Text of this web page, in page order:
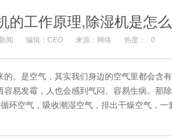
的工作原理,除湿机是怎
闻 编辑：CEO 来源：网络 热度： 0
。是空气，其实我们身边的空气里都会含
易发霉，人也会感到气闷、容易生病。那
环空气，吸收潮湿空气，排出干燥空气，